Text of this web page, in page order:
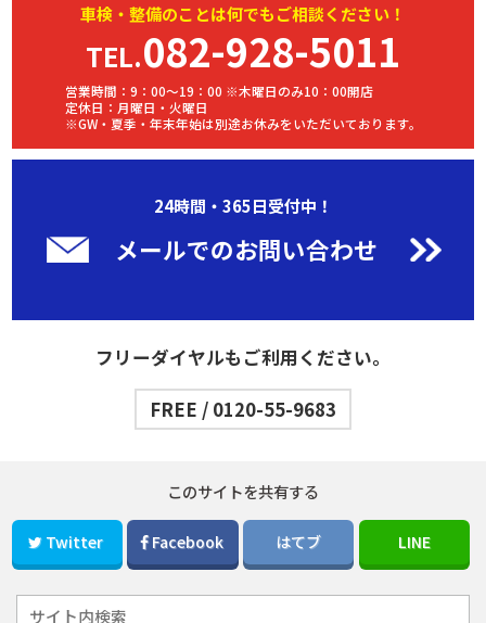
車検・ 整備のことは何でもご相談ください！
TEL.082-928-5011
営業時間：9：00～19：00 ※木曜日のみ10：00開店
定休日：月曜日・火曜日
※GW・夏季・年末年始は別途お休みをいただいております。
24時間・365日受付中！
メールでのお問い合わせ
フリーダイヤルもご利用ください。
FREE / 0120-55-9683
このサイトを共有する
Twitter Facebook はてブ LINE